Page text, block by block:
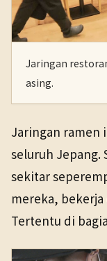
Jaringan
asing.
Jaringan ramen
seluruh Jepang.
sekitar
mereka,
Tertentu di